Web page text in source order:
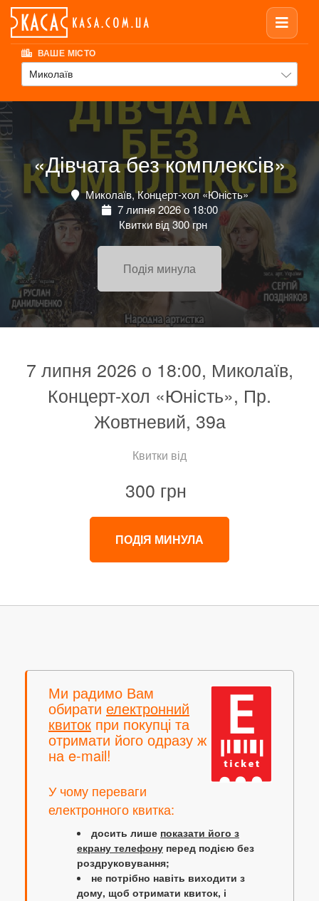
ВАШЕ МІСТО
Миколаїв
«Дівчата без комплексів»
Миколаїв, Концерт-хол «Юність»
7 липня 2026 о 18:00
Квитки від 300 грн
Подія минула
7 липня 2026 о 18:00, Миколаїв,
Концерт-хол «Юність», Пр.
Жовтневий, 39а
Квитки від
300 грн
ПОДІЯ МИНУЛА
Ми радимо Вам
обирати електронний
квиток при покупці та
отримати його одразу ж
на e-mail!
У чому переваги
електронного квитка:
досить лише показати його з
екрану телефону перед подією без
роздруковування;
не потрібно навіть виходити з
дому, щоб отримати квиток, і